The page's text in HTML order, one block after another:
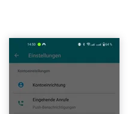
Show larger version